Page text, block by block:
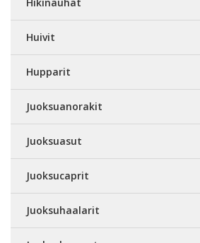
Huivit
Hupparit
Juoksuanorakit
Juoksuasut
Juoksucaprit
Juoksuhaalarit